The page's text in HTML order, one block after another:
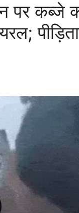
कब्जे